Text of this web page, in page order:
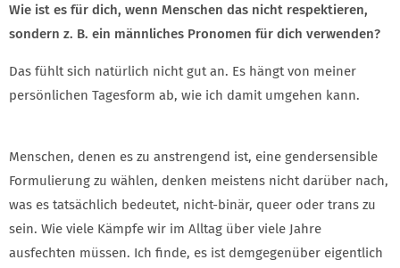
Wie ist es für dich, wenn Menschen das nicht respektieren,
sondern z. B. ein männliches Pronomen für dich verwenden?
Das fühlt sich natürlich nicht gut an. Es hängt von meiner
persönlichen Tagesform ab, wie ich damit umgehen kann.
Menschen, denen es zu anstrengend ist, eine gendersensible
Formulierung zu wählen, denken meistens nicht darüber nach,
was es tatsächlich bedeutet, nicht-binär, queer oder trans zu
sein. Wie viele Kämpfe wir im Alltag über viele Jahre
ausfechten müssen. Ich finde, es ist demgegenüber eigentlich